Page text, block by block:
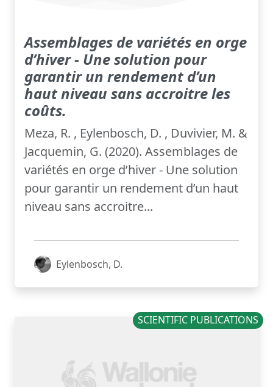
Assemblages de variétés en orge
d’hiver - Une solution pour
garantir un rendement d’un
haut niveau sans accroitre les
coûts.
Meza, R. , Eylenbosch, D. , Duvivier, M. &
Jacquemin, G. (2020). Assemblages de
variétés en orge d’hiver - Une solution
pour garantir un rendement d’un haut
niveau sans accroitre...
Eylenbosch, D.
SCIENTIFIC PUBLICATIONS